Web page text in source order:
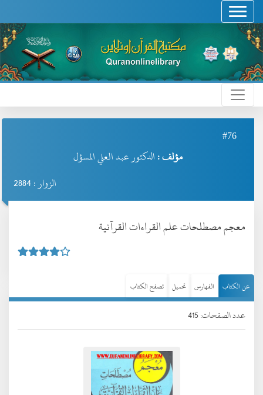
#76
مؤلف : الدكتور عبد العلي المسؤل
الزوار : 2884
معجم مصطلحات علم القراءات القرآنية
عن الكتاب الفهارس تحميل تصفح الكتاب
عدد الصفحات: 415